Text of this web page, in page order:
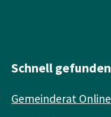
Schnell gefunden
Gemeinderat Online